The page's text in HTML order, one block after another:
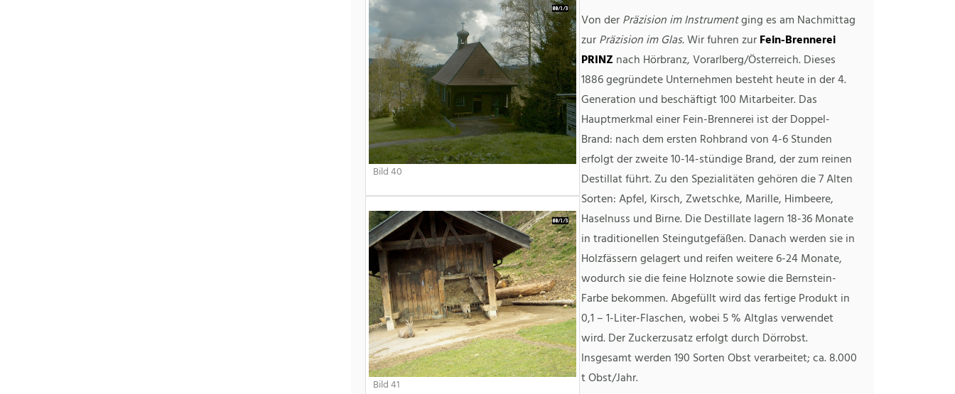
Bild 40
Bild 41
Von derPräzision im Instrumentging es am Nachmittag
zurPräzision im Glas.Wir fuhren zurFein-Brennerei
PRINZ nach Hörbranz, Vorarlberg/Österreich. Dieses
1886 gegründete Unternehmen besteht heute in der 4.
Generation und beschäftigt 100 Mitarbeiter. Das
Hauptmerkmal einer Fein-Brennerei ist der Doppel-
Brand: nach dem ersten Rohbrand von 4-6 Stunden
erfolgt der zweite 10-14-stündige Brand, der zum reinen
Destillat führt. Zu den Spezialitäten gehören die 7 Alten
Sorten: Apfel, Kirsch, Zwetschke, Marille, Himbeere,
Haselnuss und Birne. Die Destillate lagern 18-36 Monate
in traditionellen Steingutgefäßen. Danach werden sie in
Holzfässern gelagert und reifen weitere 6-24 Monate,
wodurch sie die feine Holznote sowie die Bernstein-
Farbe bekommen. Abgefüllt wird das fertige Produkt in
0,1 – 1-Liter-Flaschen, wobei 5 % Altglas verwendet
wird. Der Zuckerzusatz erfolgt durch Dörrobst.
Insgesamt werden 190 Sorten Obst verarbeitet; ca. 8.000
t Obst/Jahr.